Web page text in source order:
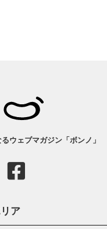
ウェブマガジン「ボンノ」
ア